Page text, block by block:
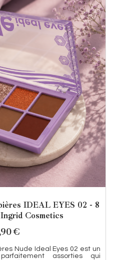
IDEAL EYES 02 - 8
Cosmetics
€
Nude Ideal Eyes 02 est un
assorties qui